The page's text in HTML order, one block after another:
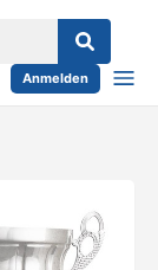
Anmelden